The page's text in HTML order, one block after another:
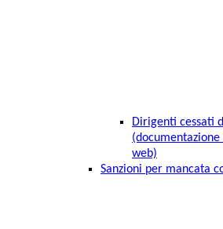
Dirigenti cessati
web)
Sanzioni per mancata